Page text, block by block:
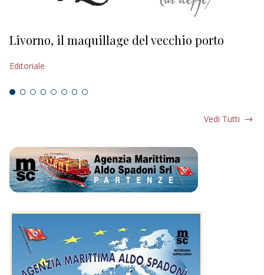
Livorno, il maquillage del vecchio porto
Editoriale
Vedi Tutti